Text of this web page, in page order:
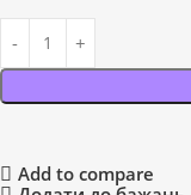
Add to compare